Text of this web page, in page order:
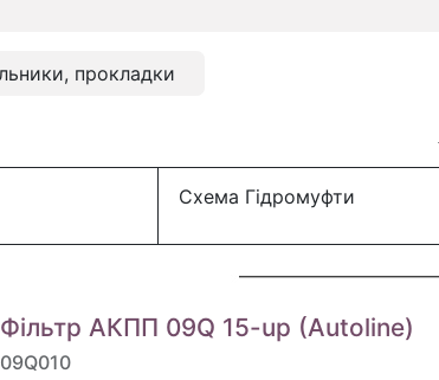
прокладки
Схема Гідромуфти
Фільтр АКПП 09Q 15-up (Autoline)
09Q010